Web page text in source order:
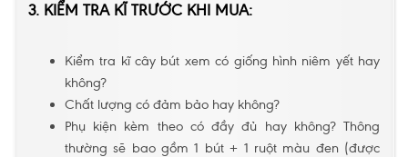
3. KIỂM TRA KĨ TRƯỚC KHI MUA:
Kiểm tra kĩ cây bút xem có giống hình niêm yết hay
không?
Chất lượng có đảm bảo hay không?
Phụ kiện kèm theo có đầy đủ hay không? Thông
thường sẽ bao gồm 1 bút + 1 ruột màu đen (được